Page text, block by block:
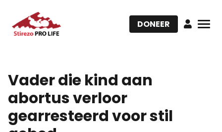
DONEER
Vader die kind aan
abortus verloor
gearresteerd voor stil